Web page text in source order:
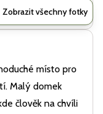
Zobrazit všechny fotky
republika
místo pro
Malý domek
člověk na chvíli